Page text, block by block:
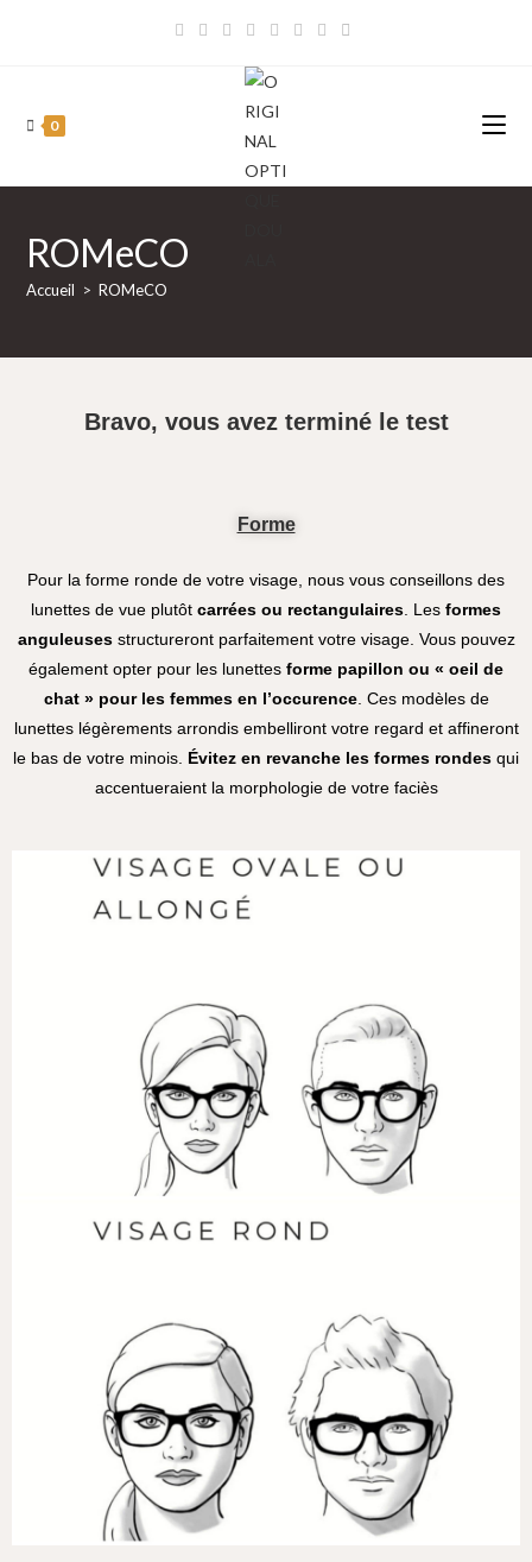
0
ROMeCO
Accueil > ROMeCO
Bravo, vous avez terminé le test
Forme
Pour la forme ronde de votre visage, nous vous conseillons des
lunettes de vue plutôt carrées ou rectangulaires . Les formes
anguleuses structureront parfaitement votre visage. Vous pouvez
également opter pour les lunettes forme papillon ou « oeil de
chat » pour les femmes en l’occurence. Ces modèles de
lunettes légèrements arrondis embelliront votre regard et affineront
le bas de votre minois. Évitez en revanche les formes rondes qui
accentueraient la morphologie de votre faciès